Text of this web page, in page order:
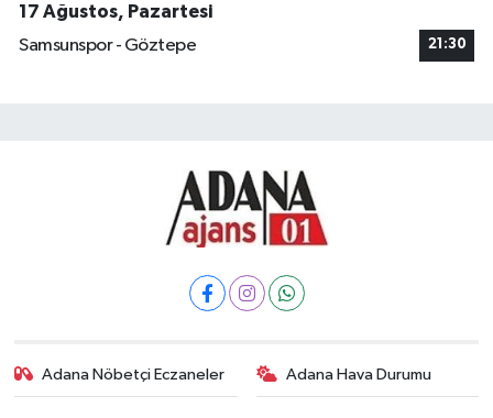
17 Ağustos, Pazartesi
Samsunspor - Göztepe
21:30
Adana Nöbetçi Eczaneler Adana Hava Durumu